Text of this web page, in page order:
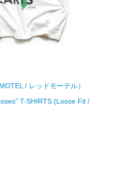
/ レッドモーテル）
T-SHIRTS (Loose Fit /